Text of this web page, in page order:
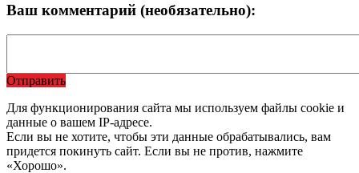
Ваш комментарий (необязательно):
Отправить
Для функционирования сайта мы используем файлы cookie и
данные о вашем IP-адресе.
Если вы не хотите, чтобы эти данные обрабатывались, вам
придется покинуть сайт. Если вы не против, нажмите
«Хорошо».